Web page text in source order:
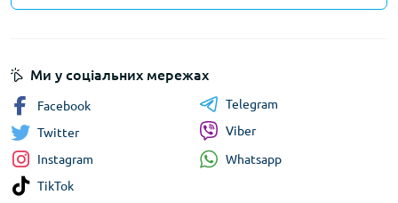
Ми у соціальних мережах
Facebook
Twitter
Instagram
TikTok
Telegram
Viber
Whatsapp